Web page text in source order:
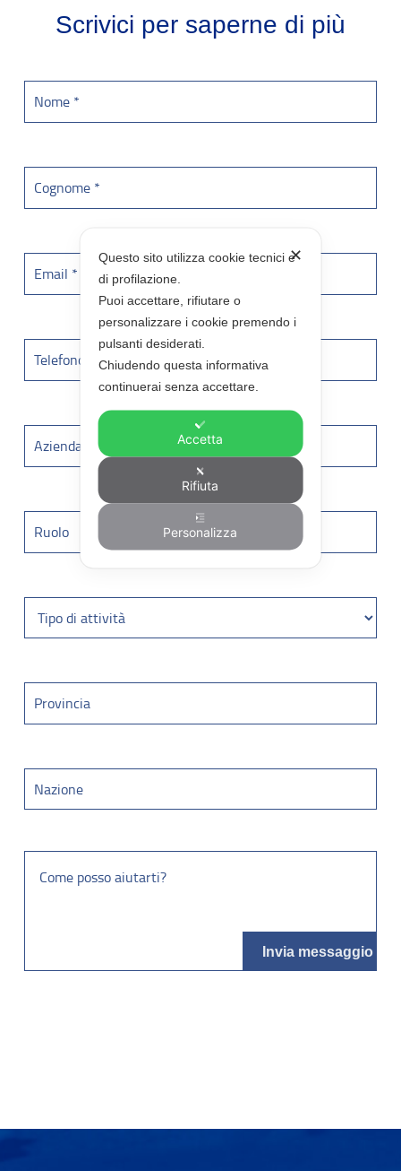
Scrivici per saperne di più
✕
Questo sito utilizza cookie tecnici e
di profilazione.
Puoi accettare, rifiutare o
personalizzare i cookie premendo i
pulsanti desiderati.
Chiudendo questa informativa
continuerai senza accettare.
Accetta
Rifiuta
Personalizza